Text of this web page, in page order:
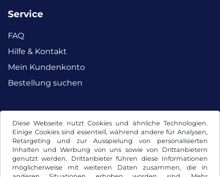
Diese Webseite nutzt Cookies und ähnliche Technologien.
Einige Cookies sind essentiell, während andere für Analysen,
Retargeting und zur Ausspielung von personalisierten
Inhalten und Werbung von uns sowie von Drittanbietern
genutzt werden. Drittanbieter führen diese Informationen
möglicherweise mit weiteren Daten zusammen, die in
Service
FAQ
Hilfe & Kontakt
Mein Kundenkonto
Bestellung suchen
Facebook Instagram